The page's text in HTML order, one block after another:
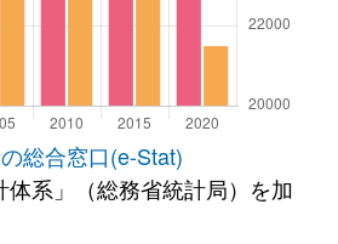
総合窓口(e-Stat)
体系」（総務省統計局）を加